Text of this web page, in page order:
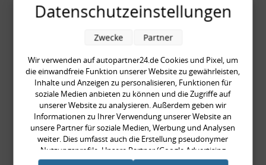
Merkzettel
Zum Artikel
Rückleuchtenband mit
Blinker, rot, US-Ecken,
Audi 80 Cabrio, Typ 89,
OE-Nr.: 8G0945225 +
8G0945225C
999,99 €
Datenschutzeinstellungen
Wir verwenden auf autopartner24.de Cookies und Pixel, um
die einwandfreie Funktion unserer Website zu gewährleisten,
Inhalte und Anzeigen zu personalisieren, Funktionen für
soziale Medien anbieten zu können und die Zugriffe auf
unserer Website zu analysieren. Außerdem geben wir
Informationen zu Ihrer Verwendung unserer Website an
unsere Partner für soziale Medien, Werbung und Analysen
weiter. Dies umfasst auch die Erstellung pseudonymer
Nutzungsprofile. Unsere Partner (Google Advertising
Products) führen diese Informationen möglicherweise mit
Zwecke Partner